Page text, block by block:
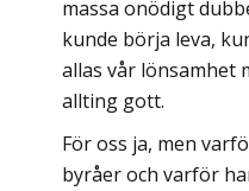
massa onödigt
kunde börja leva,
allas vår lönsamhet
allting gott.
För oss ja, men
byråer och varför